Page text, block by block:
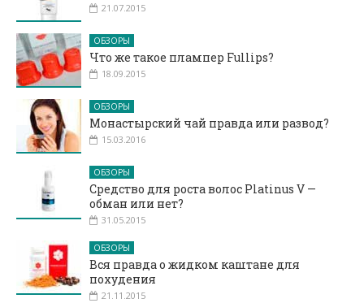
21.07.2015
ОБЗОРЫ
Что же такое плампер Fullips?
18.09.2015
ОБЗОРЫ
Монастырский чай правда или развод?
15.03.2016
ОБЗОРЫ
Средство для роста волос Platinus V —
обман или нет?
31.05.2015
ОБЗОРЫ
Вся правда о жидком каштане для
похудения
21.11.2015